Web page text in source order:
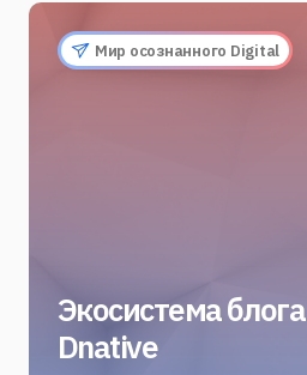
Мир осознанного Digital
Экосистема блога
Dnative